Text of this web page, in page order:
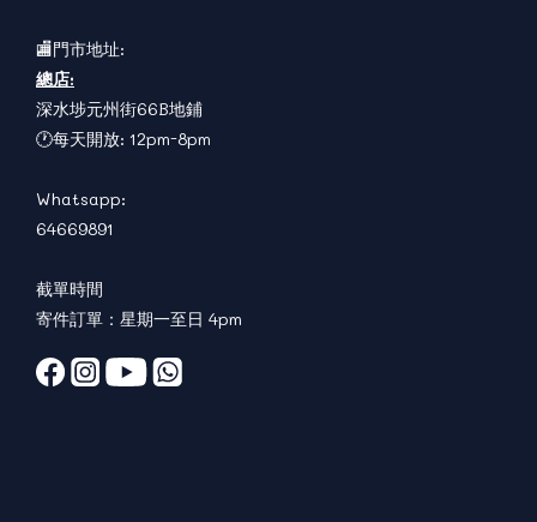
🏬門市地址:
總店:
深水埗元州街66B地鋪
🕐每天開放: 12pm-8pm
Whatsapp:
64669891
截單時間
寄件訂單：星期一至日 4pm